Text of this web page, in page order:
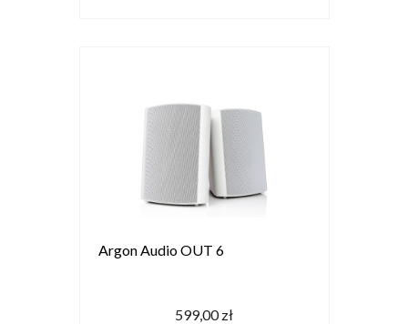
Argon Audio OUT 6
599,00 zł